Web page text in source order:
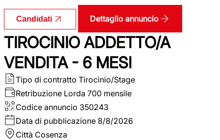
Candidati Dettaglio annuncio
TIROCINIO ADDETTO/A
VENDITA - 6 MESI
Tipo di contratto Tirocinio/Stage
Retribuzione Lorda 700 mensile
Codice annuncio 350243
Data di pubblicazione 8/8/2026
Città Cosenza